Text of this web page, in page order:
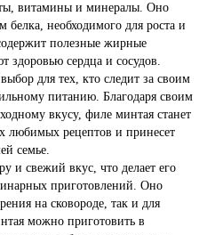
витамины и минералы. Оно
белка, необходимого для роста и
полезные жирные
здоровью сердца и сосудов.
для тех, кто следит за своим
питанию. Благодаря своим
вкусу, филе минтая станет
любимых рецептов и принесет
семье.
и свежий вкус, что делает его
приготовлений. Оно
на сковороде, так и для
можно приготовить в